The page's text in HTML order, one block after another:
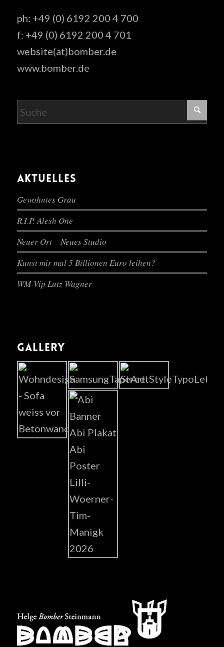
ph: +49 (0) 6192 200 4 700
f: +49 (0) 6192 200 4 701
website(at)bomber.de
www.bomber.de
AKTUELLES
Gewohntes Grau
R.I.P. Alesh One
Neuer Ort – Neues Studio
Kunst mir mal 5 Billionen Euro leihen?
WM-Vip Lutz Wagner
GALLERY